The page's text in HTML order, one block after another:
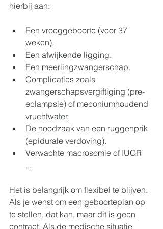
hierbij aan:
Een vroeggeboorte (voor 37
weken).
Een afwijkende ligging.
Een meerlingzwangerschap.
Complicaties zoals
zwangerschapsvergiftiging (pre-
eclampsie) of meconiumhoudend
vruchtwater.
De noodzaak van een ruggenprik
(epidurale verdoving).
Verwachte macrosomie of IUGR
...
Het is belangrijk om flexibel te blijven.
Als je wenst om een geboorteplan op
te stellen, dat kan, maar dit is geen
contract. Als de medische situatie